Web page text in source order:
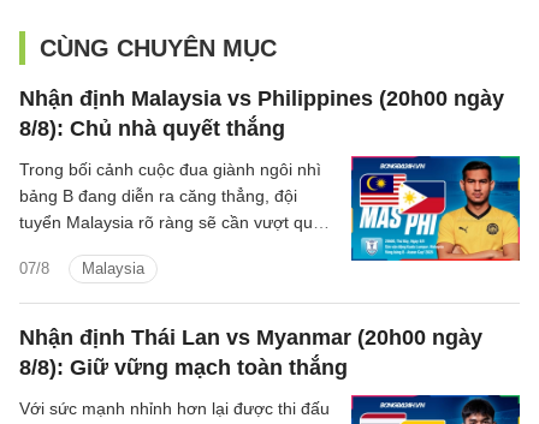
CÙNG CHUYÊN MỤC
Nhận định Malaysia vs Philippines (20h00 ngày
8/8): Chủ nhà quyết thắng
07/8 Malaysia
Trong bối cảnh cuộc đua giành ngôi nhì
bảng B đang diễn ra căng thẳng, đội
tuyển Malaysia rõ ràng sẽ cần vượt qua
Nhận định Thái Lan vs Myanmar (20h00 ngày
8/8): Giữ vững mạch toàn thắng
Với sức mạnh nhỉnh hơn lại được thi đấu